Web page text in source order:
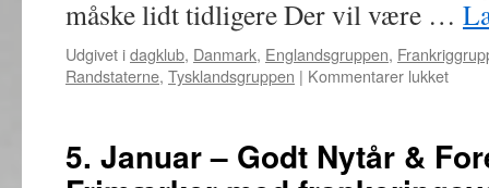
måske lidt tidligere Der vil være …
Udgivet idagklub, Danmark, Englandsgruppen,
Randstaterne, Tysklandsgruppen | Kommentarer lukkettil
Møde
5. Januar – Godt Nytår &